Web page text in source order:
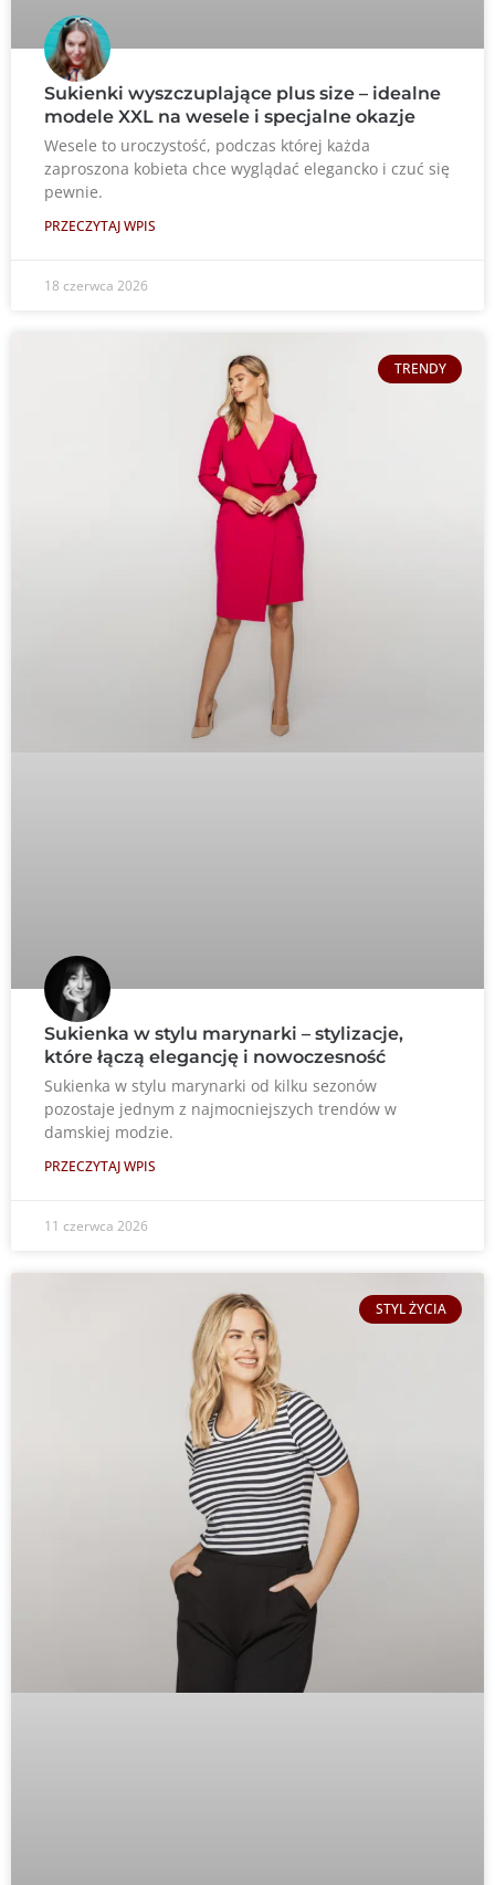
Sukienki wyszczuplające plus size – idealne
modele XXL na wesele i specjalne okazje
Wesele to uroczystość, podczas której każda
zaproszona kobieta chce wyglądać elegancko i czuć się
pewnie.
PRZECZYTAJ WPIS
18 czerwca 2026
TRENDY
Sukienka w stylu marynarki – stylizacje,
które łączą elegancję i nowoczesność
Sukienka w stylu marynarki od kilku sezonów
pozostaje jednym z najmocniejszych trendów w
damskiej modzie.
PRZECZYTAJ WPIS
11 czerwca 2026
STYL ŻYCIA